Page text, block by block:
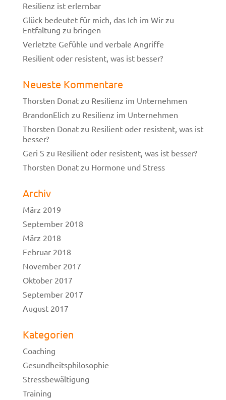
Resilienz ist erlernbar
Glück bedeutet für mich, das Ich im Wir zu
Entfaltung zu bringen
Verletzte Gefühle und verbale Angriffe
Resilient oder resistent, was ist besser?
Neueste Kommentare
Thorsten Donatzu Resilienz im Unternehmen
BrandonElich zu Resilienz im Unternehmen
Thorsten Donatzu Resilient oder resistent, was ist
besser?
Geri S zu Resilient oder resistent, was ist besser?
Thorsten Donatzu Hormone und Stress
Archiv
März 2019
September 2018
März 2018
Februar 2018
November 2017
Oktober 2017
September 2017
August 2017
Kategorien
Coaching
Gesundheitsphilosophie
Stressbewältigung
Training